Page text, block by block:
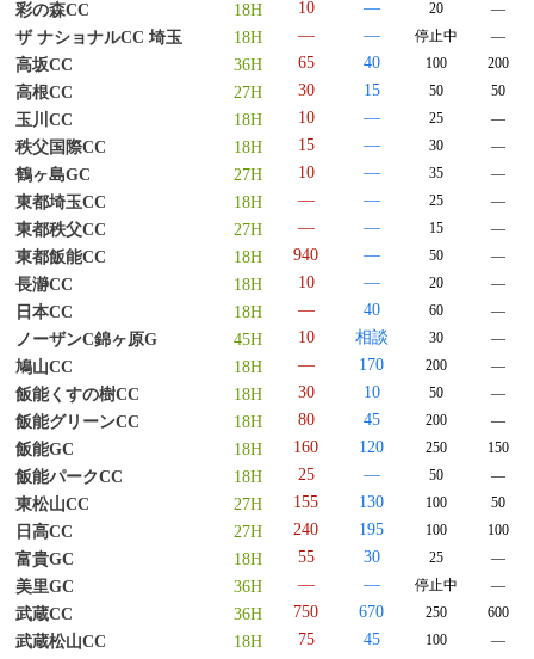
彩の森CC 18H 10 ― 20 ―
ザ ナショナルCC 埼玉 18H ― ― 停止中 ―
高坂CC 36H 65 40 100 200
高根CC 27H 30 15 50 50
玉川CC 18H 10 ― 25 ―
秩父国際CC 18H 15 ― 30 ―
鶴ヶ島GC 27H 10 ― 35 ―
東都埼玉CC 18H ― ― 25 ―
東都秩父CC 27H ― ― 15 ―
東都飯能CC 18H 940 ― 50 ―
長瀞CC 18H 10 ― 20 ―
日本CC 18H ― 40 60 ―
ノーザンC錦ヶ原G 45H 10 相談 30 ―
鳩山CC 18H ― 170 200 ―
飯能くすの樹CC 18H 30 10 50 ―
飯能グリーンCC 18H 80 45 200 ―
飯能GC 18H 160 120 250 150
飯能パークCC 18H 25 ― 50 ―
東松山CC 27H 155 130 100 50
日高CC 27H 240 195 100 100
富貴GC 18H 55 30 25 ―
美里GC 36H ― ― 停止中 ―
武蔵CC 36H 750 670 250 600
武蔵松山CC 18H 75 45 100 ―